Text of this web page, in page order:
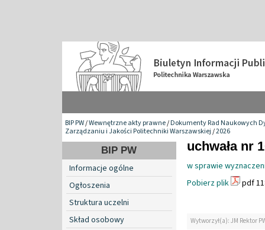
BIP PW/Wewnętrzne akty prawne/Dokumenty Rad Naukowych
Zarządzaniu i Jakości Politechniki Warszawskiej/2026
BIP PW
Informacje ogólne
Ogłoszenia
Struktura uczelni
Skład osobowy
uchwała nr
w sprawie
Pobierz plik
pdf
Wytworzył(a): JM Rektor